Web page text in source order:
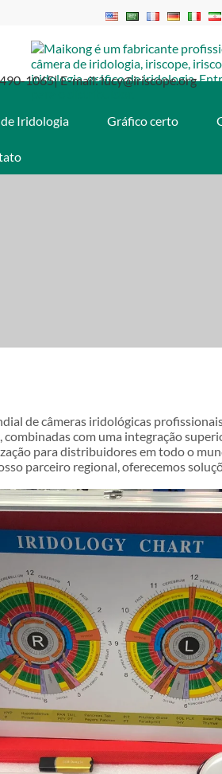
1065| E-mail: lucy@iriscope.org
Iridologia Gráfico certo
de câmeras iridológicas
combinadas com uma integração
para distribuidores em todo o
parceiro regional, oferecemos